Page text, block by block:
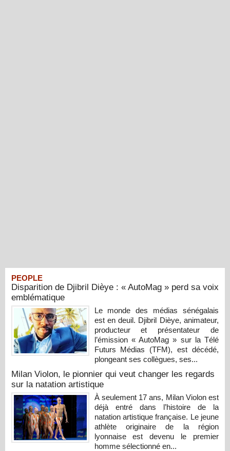
PEOPLE
Disparition de Djibril Dièye : « AutoMag » perd sa voix
emblématique
Le monde des médias sénégalais
est en deuil. Djibril Dièye, animateur,
producteur et présentateur de
l’émission « AutoMag » sur la Télé
Futurs Médias (TFM), est décédé,
plongeant ses collègues, ses...
Milan Violon, le pionnier qui veut changer les regards
sur la natation artistique
À seulement 17 ans, Milan Violon est
déjà entré dans l’histoire de la
natation artistique française. Le jeune
athlète originaire de la région
lyonnaise est devenu le premier
homme sélectionné en...